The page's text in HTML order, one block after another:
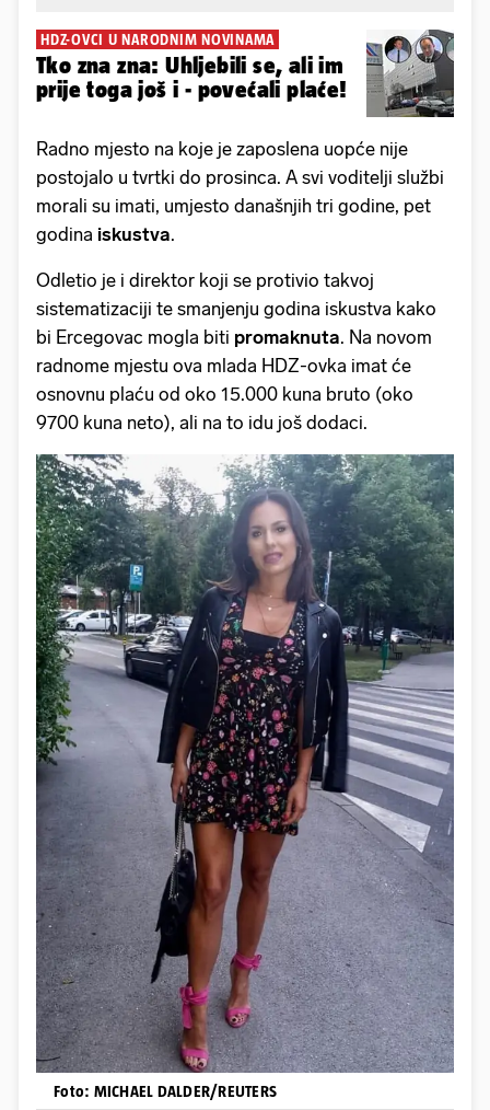
HDZ-OVCI U NARODNIM NOVINAMA
Tko zna zna: Uhljebili se, ali im
prije toga još i - povećali plaće!
Radno mjesto na koje je zaposlena uopće nije
postojalo u tvrtki do prosinca. A svi voditelji službi
morali su imati, umjesto današnjih tri godine, pet
godina iskustva.
Odletio je i direktor koji se protivio takvoj
sistematizaciji te smanjenju godina iskustva kako
bi Ercegovac mogla biti promaknuta. Na novom
radnome mjestu ova mlada HDZ-ovka imat će
osnovnu plaću od oko 15.000 kuna bruto (oko
9700 kuna neto), ali na to idu još dodaci.
Foto: MICHAEL DALDER/REUTERS